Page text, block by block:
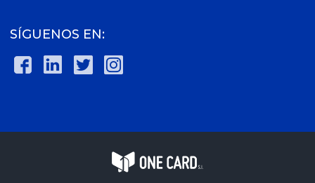
SÍGUENOS EN: